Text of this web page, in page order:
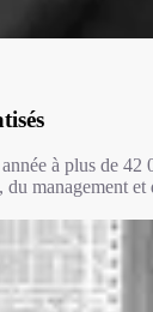
à plus de 42
management et